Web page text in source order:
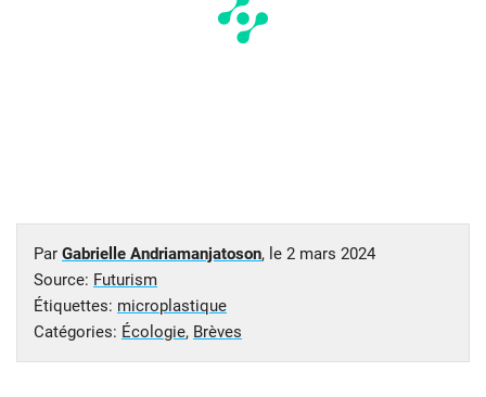
Par Gabrielle Andriamanjatoson, le 2 mars 2024
Source: Futurism
Étiquettes: microplastique
Catégories: Écologie, Brèves